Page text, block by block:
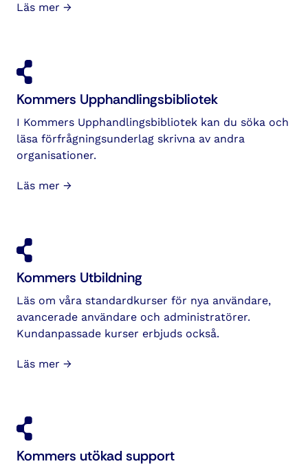
Läs mer →
Kommers Upphandlings­bibliotek
I Kommers Upphandlings­bibliotek kan du söka och
läsa förfrågnings­underlag skrivna av andra
organisationer.
Läs mer →
Kommers Utbildning
Läs om våra standardkurser för nya användare,
avancerade användare och administratörer.
Kundanpassade kurser erbjuds också.
Läs mer →
Kommers utökad support